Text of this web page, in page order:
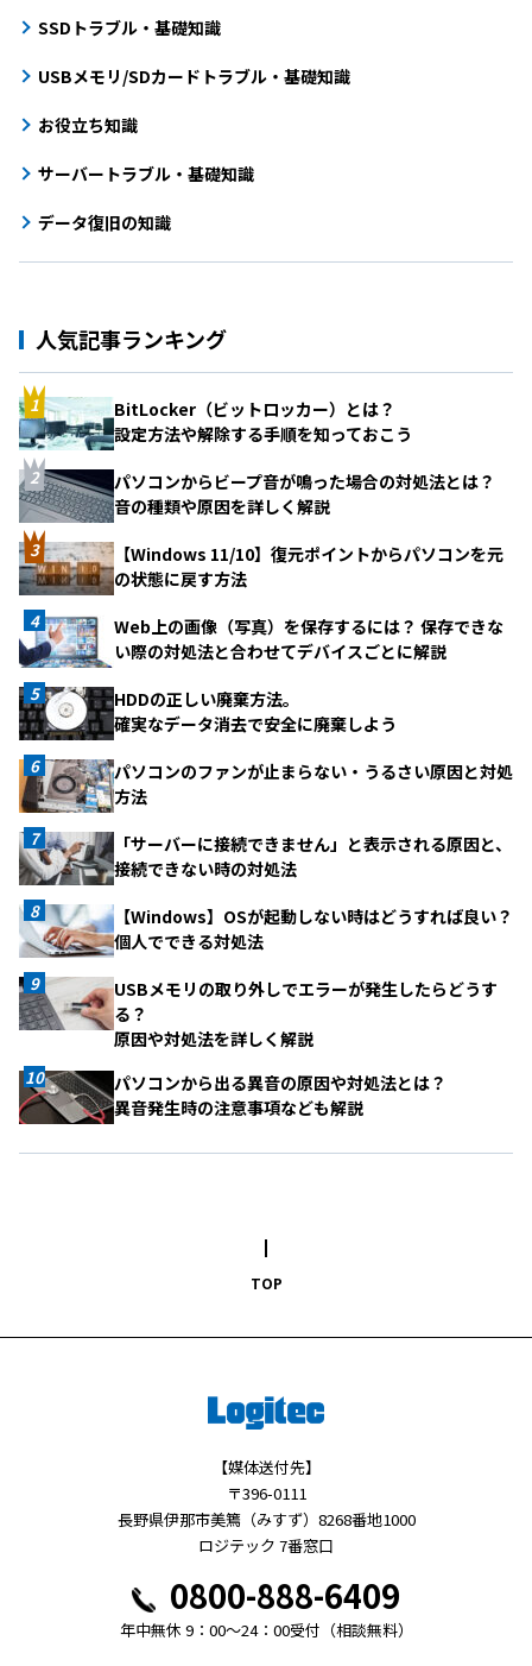
SSDトラブル・基礎知識
USBメモリ/SDカードトラブル・基礎知識
お役立ち知識
サーバートラブル・基礎知識
データ復旧の知識
人気記事ランキング
BitLocker（ビットロッカー）とは？
設定方法や解除する手順を知っておこう
パソコンからビープ音が鳴った場合の対処法とは？
音の種類や原因を詳しく解説
【Windows 11/10】復元ポイントからパソコンを元
の状態に戻す方法
Web上の画像（写真）を保存するには？ 保存できな
い際の対処法と合わせてデバイスごとに解説
HDDの正しい廃棄方法。
確実なデータ消去で安全に廃棄しよう
パソコンのファンが止まらない・うるさい原因と対処
方法
「サーバーに接続できません」と表示される原因と、
接続できない時の対処法
【Windows】OSが起動しない時はどうすれば良い？
個人でできる対処法
USBメモリの取り外しでエラーが発生したらどうす
る？
原因や対処法を詳しく解説
パソコンから出る異音の原因や対処法とは？
異音発生時の注意事項なども解説
TOP
【媒体送付先】
〒396-0111
長野県伊那市美篶（みすず）8268番地1000
ロジテック 7番窓口
0800-888-6409
年中無休 9：00～24：00受付（相談無料）